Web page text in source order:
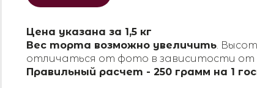
Цена указана за 1,5 кг
Вес торта возможно увеличить.
отличаться от фото в зависитости от
Правильный расчет - 250 грамм на 1